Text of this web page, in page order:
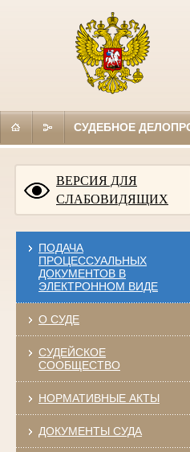
СУДЕБНОЕ
ВЕРСИЯ ДЛЯ
СЛАБОВИДЯЩИХ
ПОДАЧА
ПРОЦЕССУАЛЬНЫХ
ДОКУМЕНТОВ В
ЭЛЕКТРОННОМ ВИДЕ
О СУДЕ
СУДЕЙСКОЕ
СООБЩЕСТВО
НОРМАТИВНЫЕ АКТЫ
ДОКУМЕНТЫ СУДА